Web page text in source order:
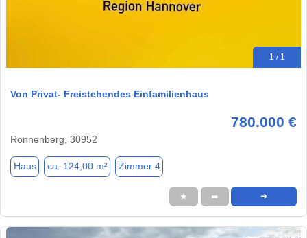
1 / 1
Von Privat- Freistehendes Einfamilienhaus
780.000 €
Ronnenberg, 30952
Haus ca. 124,00 m² Zimmer 4
★ ➦ ➜